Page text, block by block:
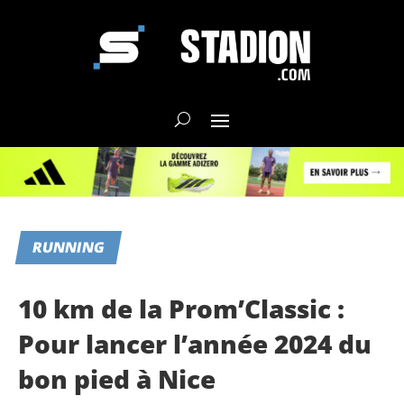
RUNNING
10 km de la Prom’Classic :
Pour lancer l’année 2024 du
bon pied à Nice